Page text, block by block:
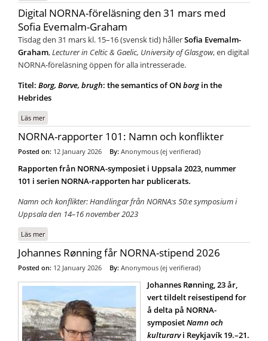
Digital NORNA-föreläsning den 31 mars med
Sofia Evemalm-Graham
Tisdag den 31 mars kl. 15–16 (svensk tid) hållerSofia Evemalm-
Graham,Lecturer in Celtic & Gaelic, University of Glasgow, en digital
NORNA-föreläsning öppen för alla intresserade.
Titel: Borg, Borve, brugh: the semantics of ON borgin the
Hebrides
Läs merom Digital NORNA-föreläsning den 31 mars med Sofia Evemalm-Graham
NORNA-rapporter 101: Namn och konflikter
Posted on: 12 January 2026 By: Anonymous (ej verifierad)
Rapporten från NORNA-symposiet i Uppsala 2023, nummer
101 i serien NORNA-rapporten har publicerats.
Namn och konflikter: Handlingar från NORNA:s 50:e symposium i
Uppsala den 14–16 november 2023
Läs merom NORNA-rapporter 101: Namn och konflikter
Johannes Rønning får NORNA-stipend 2026
Posted on: 12 January 2026 By: Anonymous (ej verifierad)
Johannes Rønning, 23 år,
vert tildelt reisestipend for
å delta på NORNA-
symposietNamn och
kulturarvi Reykjavík 19.–21.